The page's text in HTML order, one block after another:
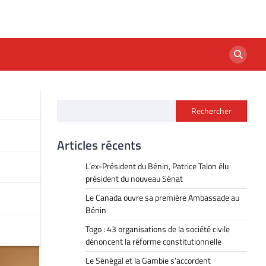
Rechercher
Articles récents
L’ex-Président du Bénin, Patrice Talon élu
président du nouveau Sénat
Le Canada ouvre sa première Ambassade au
Bénin
Togo : 43 organisations de la société civile
dénoncent la réforme constitutionnelle
Le Sénégal et la Gambie s’accordent